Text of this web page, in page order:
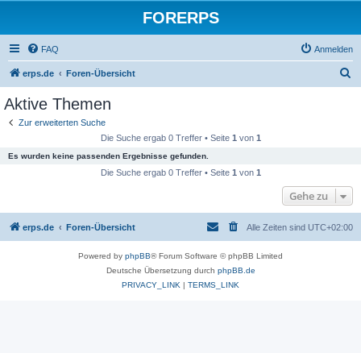
FORERPS
FAQ Anmelden
erps.de Foren-Übersicht
Aktive Themen
Zur erweiterten Suche
Die Suche ergab 0 Treffer • Seite 1 von 1
Es wurden keine passenden Ergebnisse gefunden.
Die Suche ergab 0 Treffer • Seite 1 von 1
Gehe zu
erps.de Foren-Übersicht Alle Zeiten sind UTC+02:00
Powered by phpBB® Forum Software © phpBB Limited
Deutsche Übersetzung durch phpBB.de
PRIVACY_LINK | TERMS_LINK